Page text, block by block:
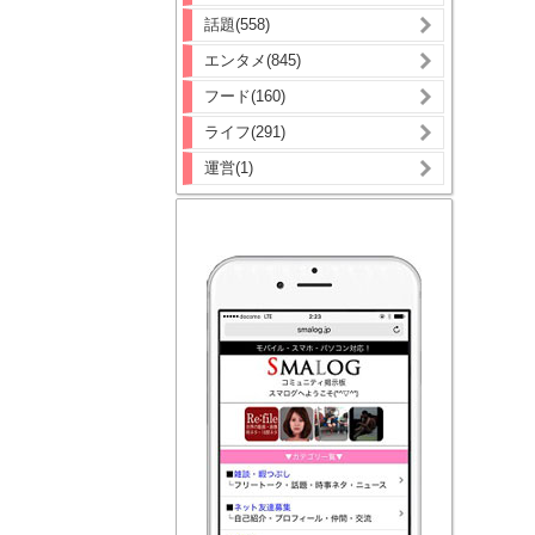
話題(558)
エンタメ(845)
フード(160)
ライフ(291)
運営(1)